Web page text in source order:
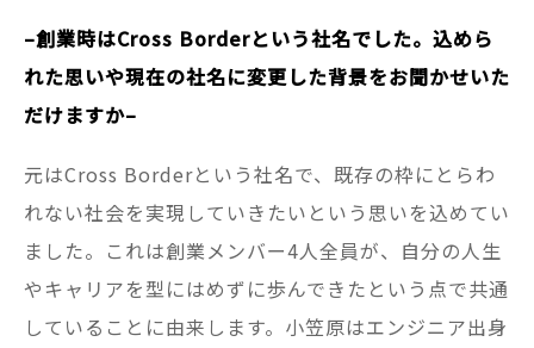
–創業時はCross Borderという社名でした。込めら
れた思いや現在の社名に変更した背景をお聞かせいた
だけますか–
元はCross Borderという社名で、既存の枠にとらわ
れない社会を実現していきたいという思いを込めてい
ました。これは創業メンバー4人全員が、自分の人生
やキャリアを型にはめずに歩んできたという点で共通
していることに由来します。小笠原はエンジニア出身